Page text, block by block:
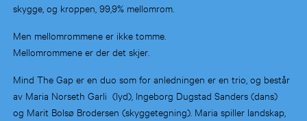
skygge, og kroppen, 99,9% mellomrom.
Men mellomrommene er ikke tomme.
Mellomrommene er der det skjer.
Mind The Gap er en duo som for anledningen er en trio, og består
av Maria Norseth Garli (lyd), Ingeborg Dugstad Sanders (dans)
og Marit Bolsø Brodersen (skyggetegning). Maria spiller landskap,